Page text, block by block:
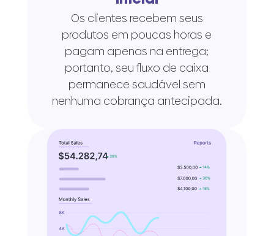
Os clientes recebem seus
produtos em poucas horas e
pagam apenas na entrega;
portanto, seu fluxo de caixa
permanece saudável sem
nenhuma cobrança antecipada.